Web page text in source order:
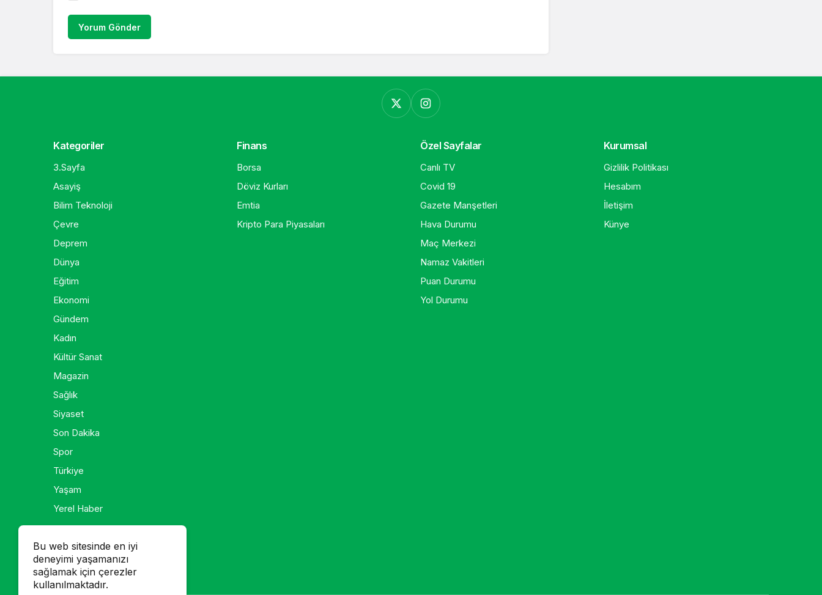
Yorum Gönder
Bu web sitesinde en iyi
deneyimi yaşamanızı
sağlamak için çerezler
kullanılmaktadır.
Kategoriler
3.Sayfa
Asayiş
Bilim Teknoloji
Çevre
Deprem
Dünya
Eğitim
Ekonomi
Gündem
Kadın
Kültür Sanat
Magazin
Sağlık
Siyaset
Son Dakika
Spor
Türkiye
Yaşam
Yerel Haber
Finans
Borsa
Döviz Kurları
Emtia
Kripto Para Piyasaları
Özel Sayfalar
Canlı TV
Covid 19
Gazete Manşetleri
Hava Durumu
Maç Merkezi
Namaz Vakitleri
Puan Durumu
Yol Durumu
Kurumsal
Gizlilik Politikası
Hesabım
İletişim
Künye
Foto Galeri
Video Galeri